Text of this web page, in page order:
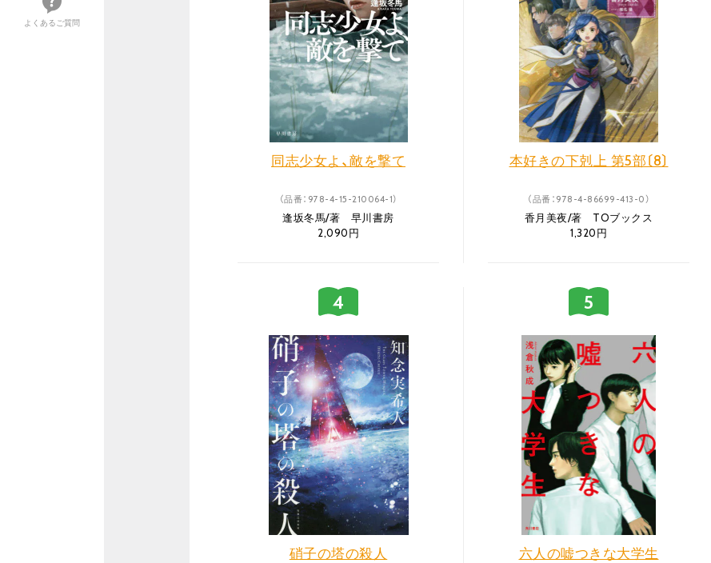
よくあるご質問
同志少女よ、敵を撃て
（品番：978-4-15-210064-1）
逢坂冬馬/著 早川書房
2,090円
本好きの下剋上 第5部〔8〕
（品番：978-4-86699-413-0）
香月美夜/著 TOブックス
1,320円
硝子の塔の殺人 六人の嘘つきな大学生